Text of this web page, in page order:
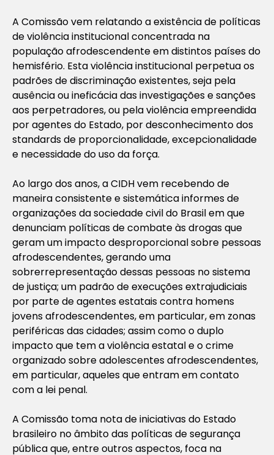
A Comissão vem relatando a existência de políticas
de violência institucional concentrada na
população afrodescendente em distintos países do
hemisfério. Esta violência institucional perpetua os
padrões de discriminação existentes, seja pela
ausência ou ineficácia das investigações e sanções
aos perpetradores, ou pela violência empreendida
por agentes do Estado, por desconhecimento dos
standards de proporcionalidade, excepcionalidade
e necessidade do uso da força.
Ao largo dos anos, a CIDH vem recebendo de
maneira consistente e sistemática informes de
organizações da sociedade civil do Brasil em que
denunciam políticas de combate às drogas que
geram um impacto desproporcional sobre pessoas
afrodescendentes, gerando uma
sobrerrepresentação dessas pessoas no sistema
de justiça; um padrão de execuções extrajudiciais
por parte de agentes estatais contra homens
jovens afrodescendentes, em particular, em zonas
periféricas das cidades; assim como o duplo
impacto que tem a violência estatal e o crime
organizado sobre adolescentes afrodescendentes,
em particular, aqueles que entram em contato
com a lei penal.
A Comissão toma nota de iniciativas do Estado
brasileiro no âmbito das políticas de segurança
pública que, entre outros aspectos, foca na